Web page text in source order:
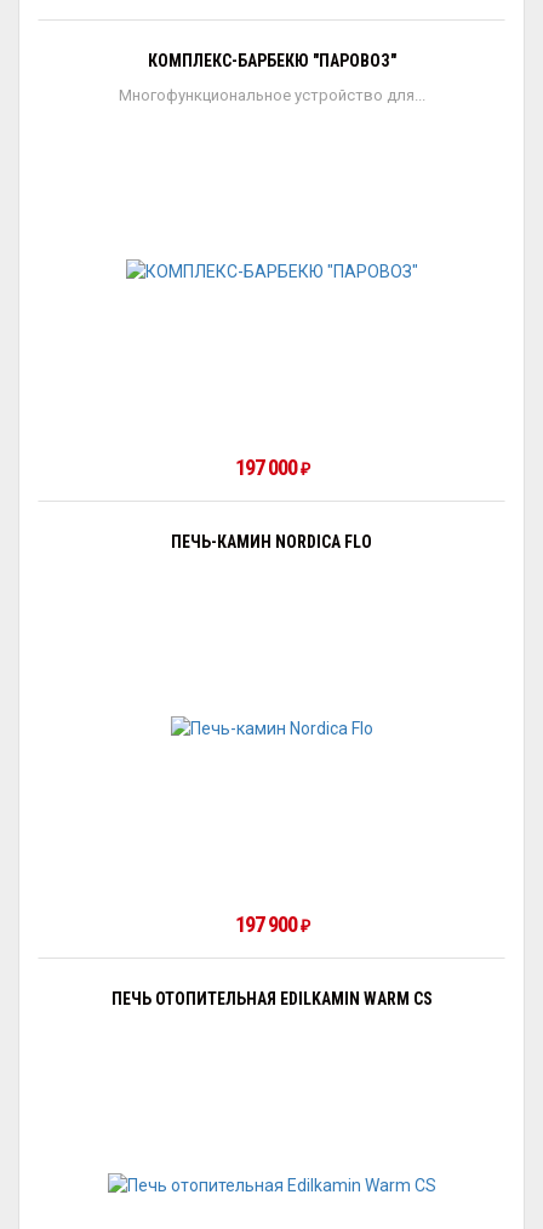
КОМПЛЕКС-БАРБЕКЮ "ПАРОВОЗ"
Многофункциональное устройство для...
197 000₽
ПЕЧЬ-КАМИН NORDICA FLO
197 900₽
ПЕЧЬ ОТОПИТЕЛЬНАЯ EDILKAMIN WARM CS